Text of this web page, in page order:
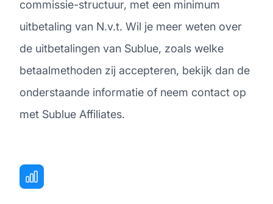
commissie-structuur, met een minimum
uitbetaling van N.v.t. Wil je meer weten over
de uitbetalingen van Sublue, zoals welke
betaalmethoden zij accepteren, bekijk dan de
onderstaande informatie of neem contact op
met Sublue Affiliates.